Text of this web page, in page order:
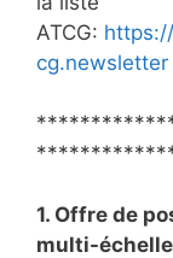
ATCG:
cg.newsletter
1. Offre de
multi-